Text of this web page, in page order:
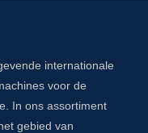
internationale
voor de
In ons assortiment
gebied van